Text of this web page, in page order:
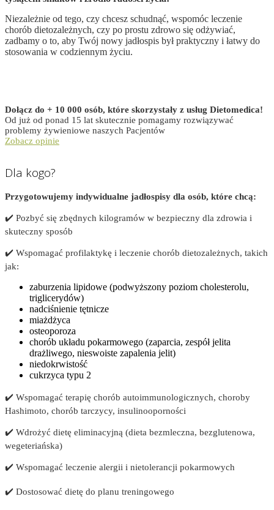
Niezależnie od tego, czy chcesz schudnąć, wspomóc leczenie
chorób dietozależnych, czy po prostu zdrowo się odżywiać,
zadbamy o to, aby Twój nowy jadłospis był praktyczny i łatwy do
stosowania w codziennym życiu.
Dołącz do + 10 000 osób, które skorzystały z usług Dietomedica!
Od już od ponad 15 lat skutecznie pomagamy rozwiązywać
problemy żywieniowe naszych Pacjentów
Zobacz opinie
Dla kogo?
Przygotowujemy indywidualne jadłospisy dla osób, które chcą:
✔️ Pozbyć się zbędnych kilogramów w bezpieczny dla zdrowia i
skuteczny sposób
✔️ Wspomagać profilaktykę i leczenie chorób dietozależnych, takich
jak:
zaburzenia lipidowe (podwyższony poziom cholesterolu,
triglicerydów)
nadciśnienie tętnicze
miażdżyca
osteoporoza
chorób układu pokarmowego (zaparcia, zespół jelita
drażliwego, nieswoiste zapalenia jelit)
niedokrwistość
cukrzyca typu 2
✔️ Wspomagać terapię chorób autoimmunologicznych, choroby
Hashimoto, chorób tarczycy, insulinooporności
✔️ Wdrożyć dietę eliminacyjną (dieta bezmleczna, bezglutenowa,
wegeteriańska)
✔️ Wspomagać leczenie alergii i nietolerancji pokarmowych
✔️ Dostosować dietę do planu treningowego